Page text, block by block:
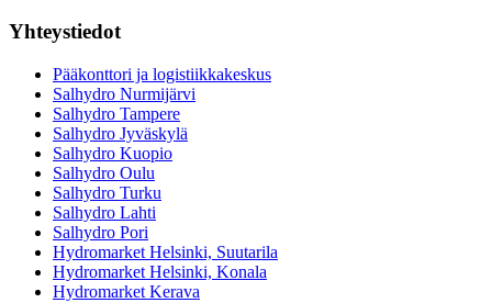
Yhteystiedot
Pääkonttori ja logistiikkakeskus
Salhydro Nurmijärvi
Salhydro Tampere
Salhydro Jyväskylä
Salhydro Kuopio
Salhydro Oulu
Salhydro Turku
Salhydro Lahti
Salhydro Pori
Hydromarket Helsinki, Suutarila
Hydromarket Helsinki, Konala
Hydromarket Kerava